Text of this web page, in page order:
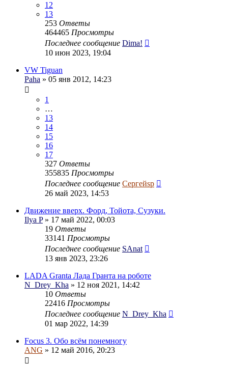
12
13
253 Ответы
464465 Просмотры
Последнее сообщение Dima!
10 июн 2023, 19:04
VW Tiguan
Paha » 05 янв 2012, 14:23
1
…
13
14
15
16
17
327 Ответы
355835 Просмотры
Последнее сообщение Сергейsp
26 май 2023, 14:53
Движение вверх. Форд, Тойота, Сузуки.
Ilya P» 17 май 2022, 00:03
19 Ответы
33141 Просмотры
Последнее сообщение SAnat
13 янв 2023, 23:26
LADA Granta Лада Гранта на роботе
N_Drey_Kha » 12 ноя 2021, 14:42
10 Ответы
22416 Просмотры
Последнее сообщение N_Drey_Kha
01 мар 2022, 14:39
Focus 3. Обо всём понемногу
ANG » 12 май 2016, 20:23